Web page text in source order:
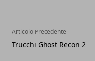
Articolo Precedente
Trucchi Ghost Recon 2